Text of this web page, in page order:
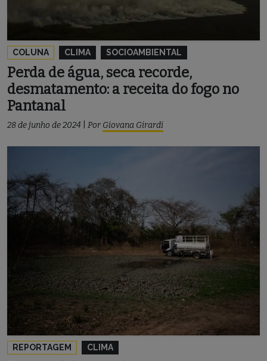
COLUNA CLIMA SOCIOAMBIENTAL
Perda de água, seca recorde,
desmatamento: a receita do fogo no
Pantanal
28 de junho de 2024 Por Giovana Girardi
REPORTAGEM CLIMA